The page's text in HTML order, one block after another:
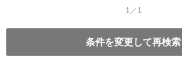
1／1
条件を変更して再検索